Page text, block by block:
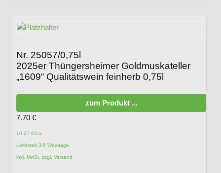
Nr. 25057/0,75l
2025er Thüngersheimer Goldmuskateller
„1609“ Qualitätswein feinherb 0,75l
10.27 €/Ltr.
Lieferzeit 3-5 Werktage
inkl. MwSt. zzgl. Versand
7.70 €
zum Produkt ...